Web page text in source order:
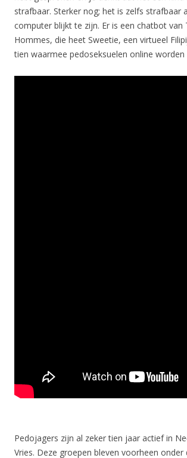
strafbaar. Sterker nog; het is zelfs strafbaar
computer blijkt te zijn. Er is een chatbot van
Hommes, die heet Sweetie, een virtueel
tien waarmee pedoseksuelen online worden
Pedojagers zijn al zeker tien jaar actief in
Vries. Deze groepen bleven voorheen onder